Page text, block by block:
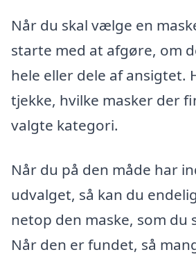
Når du skal vælge en
starte med at afgøre, om
hele eller dele af ansigtet.
tjekke, hvilke masker der
valgte kategori.
Når du på den måde har
udvalget, så kan du
netop den maske, som du
Når den er fundet, så